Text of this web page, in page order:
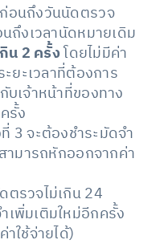
อนถึงวันนัดตรวจ
ถึงเวลานัดหมายเดิม
กิน 2 ครั้งโดยไม่มีค่า
ยะเวลาที่ต้องการ
เจ้าหน้าที่ของทาง
รั้ง
3 จะต้องชำระมัดจำ
ามารถหักออกจากค่า
รวจไม่เกิน 24
เพิ่มเติมใหม่อีกครั้ง
ใช้จ่ายได้)